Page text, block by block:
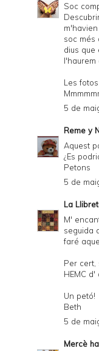
Soc
soc més
dius que
l'haurem
Les
5 de
Reme y
Aquest
¿Es
Petons
5 de
La
M'
seguida
faré
Per cert,
HEMC d'
Un petó!
Beth
5 de
Mercè